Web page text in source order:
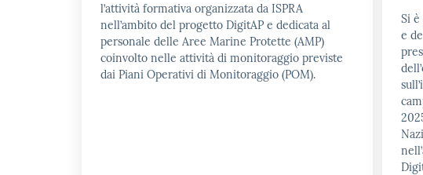
l’attività formativa organizzata da ISPRA
nell’ambito del progetto DigitAP e dedicata al
personale delle Aree Marine Protette (AMP)
coinvolto nelle attività di monitoraggio previste
dai Piani Operativi di Monitoraggio (POM).
Si
e